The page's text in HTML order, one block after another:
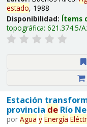
estado, 1988
Disponibilidad: Ítems
topográfica: 621.374.5/
Estación
provincia deRío
por Agua y Energía